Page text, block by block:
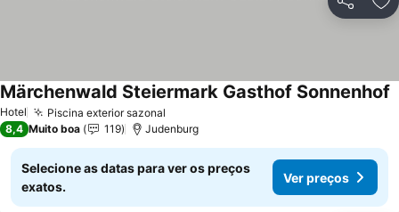
Partilhar
Hotel Piscina exterior sazonal
Märchenwald Steiermark Gasthof Sonnenhof
8,4 Muito boa 119 Judenburg
Selecione as datas para ver os preços
exatos.
Ver preços